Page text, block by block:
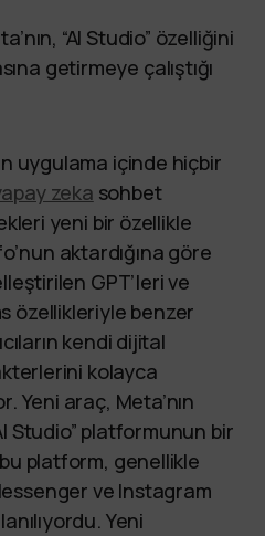
“AI Studio” özelliğini
getirmeye çalıştığı
uygulama içinde hiçbir
zeka sohbet
yeni bir özellikle
aktardığına göre
GPT’leri ve
özellikleriyle benzer
kendi dijital
kolayca
Yeni araç, Meta’nın
Studio” platformunun bir
platform, genellikle
ve Instagram
Yeni